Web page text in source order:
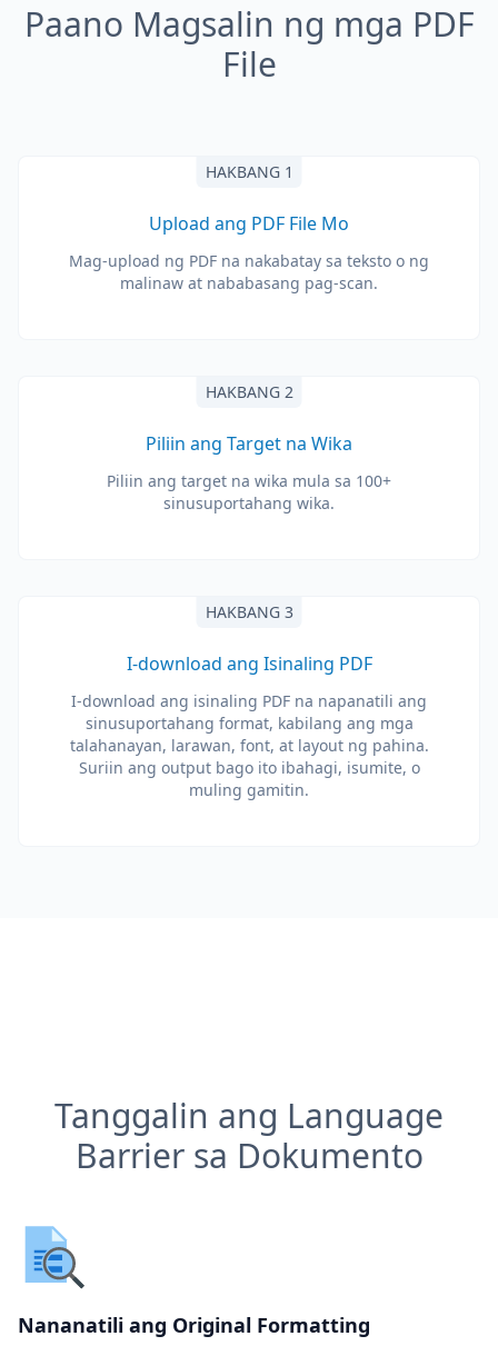
Paano Magsalin ng mga PDF
File
HAKBANG 1
Upload ang PDF File Mo
Mag-upload ng PDF na nakabatay sa teksto o ng
malinaw at nababasang pag-scan.
HAKBANG 2
Piliin ang Target na Wika
Piliin ang target na wika mula sa 100+
sinusuportahang wika.
HAKBANG 3
I-download ang Isinaling PDF
I-download ang isinaling PDF na napanatili ang
sinusuportahang format, kabilang ang mga
talahanayan, larawan, font, at layout ng pahina.
Suriin ang output bago ito ibahagi, isumite, o
muling gamitin.
Tanggalin ang Language
Barrier sa Dokumento
Nananatili ang Original Formatting